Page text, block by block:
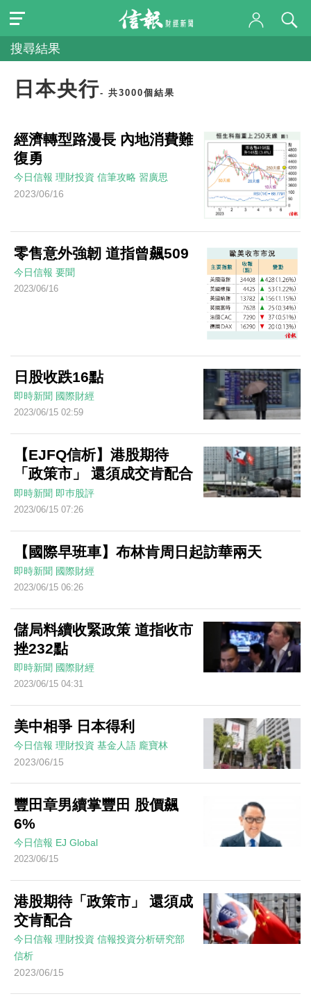
搜尋結果
日本央行- 共3000個結果
經濟轉型路漫長 內地消費難
復勇
今日信報 理財投資 信筆攻略 習廣思
2023/06/16
零售意外強韌 道指曾飆509
今日信報 要聞
2023/06/16
日股收跌16點
即時新聞 國際財經
2023/06/15 02:59
【EJFQ信析】港股期待
「政策市」 還須成交肯配合
即時新聞 即巿股評
2023/06/15 07:26
【國際早班車】布林肯周日起訪華兩天
即時新聞 國際財經
2023/06/15 06:26
儲局料續收緊政策 道指收市
挫232點
即時新聞 國際財經
2023/06/15 04:31
美中相爭 日本得利
今日信報 理財投資 基金人語 龐寶林
2023/06/15
豐田章男續掌豐田 股價飆
6%
今日信報 EJ Global
2023/06/15
港股期待「政策市」 還須成
交肯配合
今日信報 理財投資 信報投資分析研究部
信析
2023/06/15